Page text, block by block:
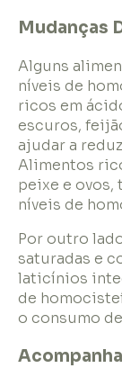
Mudanças
Alguns
níveis de
ricos em
escuros,
ajudar a
Alimentos
peixe e ovos,
níveis de
Por outro
saturadas e
laticínios
de
o consumo